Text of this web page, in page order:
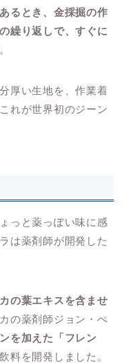
あるとき、金採掘の作
繰り返しで、すぐに
。
厚い生地を、作業着
れが世界初のジーン
っと薬っぽい味に感
は薬剤師が開発した
の葉エキスを含ませ
の薬剤師ジョン・ぺ
を加えた「フレン
料を開発しました。